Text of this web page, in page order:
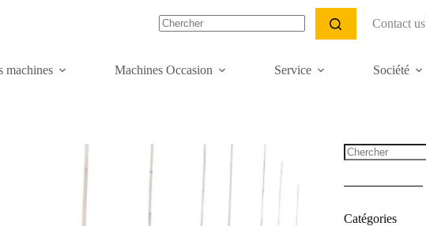
Contact us
machines Machines Occasion Service Société
Catégories